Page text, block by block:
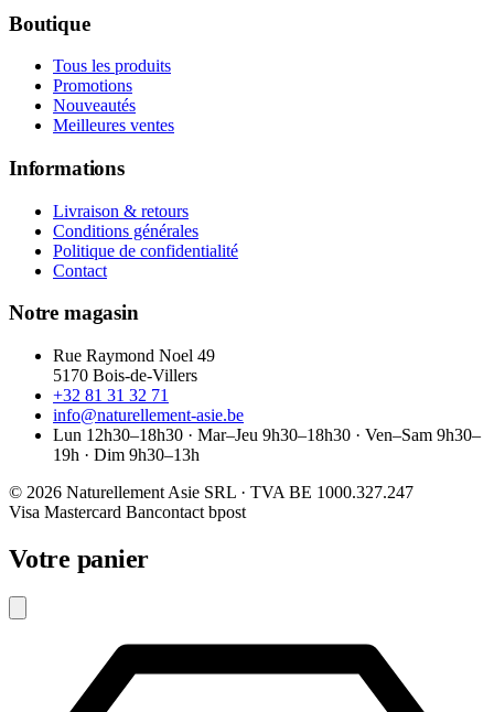
Boutique
Tous les produits
Promotions
Nouveautés
Meilleures ventes
Informations
Livraison & retours
Conditions générales
Politique de confidentialité
Contact
Notre magasin
Rue Raymond Noel 49
5170 Bois-de-Villers
+32 81 31 32 71
info@naturellement-asie.be
Lun 12h30–18h30 · Mar–Jeu 9h30–18h30 · Ven–Sam 9h30–
19h · Dim 9h30–13h
© 2026 Naturellement Asie SRL · TVA BE 1000.327.247
Visa Mastercard Bancontact bpost
Votre panier